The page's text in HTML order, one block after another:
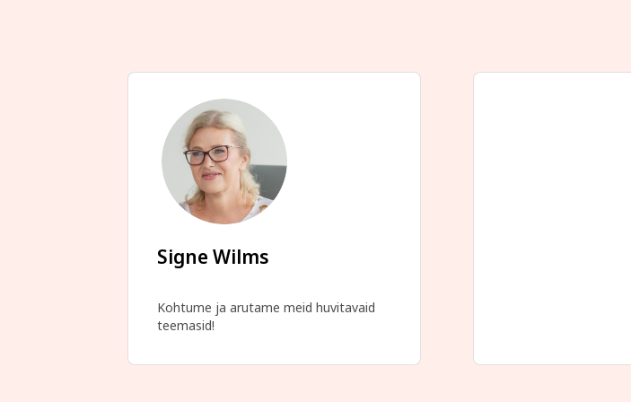
Signe Wilms
Kohtume ja arutame meid huvitavaid
teemasid!